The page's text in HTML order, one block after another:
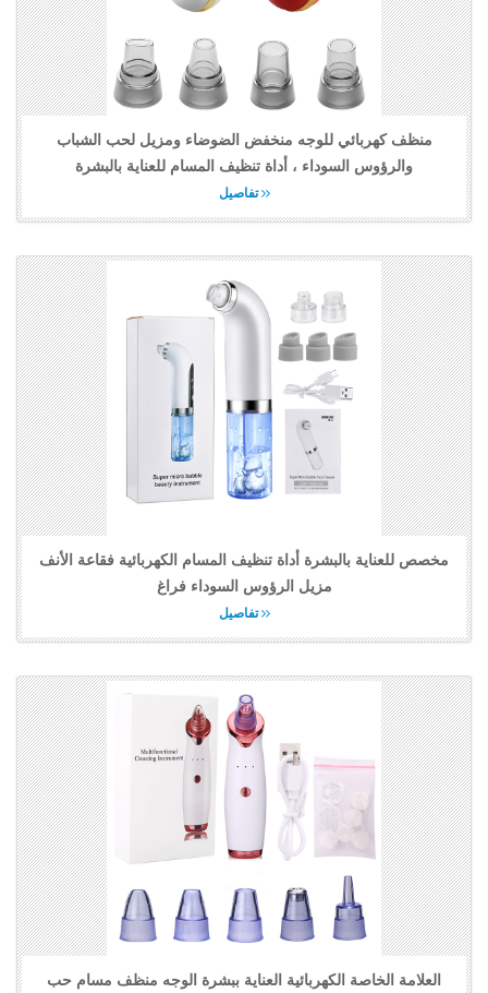
منظف كهربائي للوجه منخفض الضوضاء ومزيل لحب الشباب
والرؤوس السوداء ، أداة تنظيف المسام للعناية بالبشرة
تفاصيل
مخصص للعناية بالبشرة أداة تنظيف المسام الكهربائية فقاعة الأنف
مزيل الرؤوس السوداء فراغ
تفاصيل
العلامة الخاصة الكهربائية العناية ببشرة الوجه منظف مسام حب